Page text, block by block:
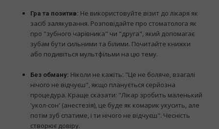
Гра та позитив: Не використовуйте візит до лікаря як
засіб залякування. Розповідайте про стоматолога як
про "зубного чарівника" чи "друга", який допомагає
зубам бути сильними та білими. Почитайте книжки
або подивіться мультфільми на цю тему.
Без обману: Ніколи не кажіть: "Це не боляче, взагалі
нічого не відчуєш", якщо планується серйозна
процедура. Краще сказати: "Лікар зробить маленький
'укол-сон' (анестезія), це буде як комарик укусить, але
потім зуб спатиме, і ти нічого не відчуєш". Чесність
створює довіру.